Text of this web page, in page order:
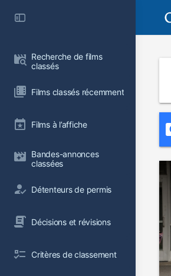
Recherche de films
classés
Films classés récemment
Films à l’affiche
Bandes-annonces
classées
Détenteurs de permis
Décisions et révisions
Critères de classement